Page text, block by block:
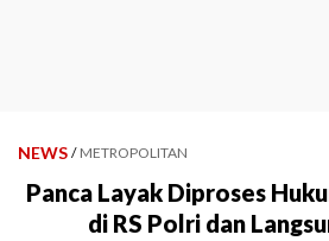
NEWS / METROPOLITAN
Panca Layak Diproses
di RS Polri dan